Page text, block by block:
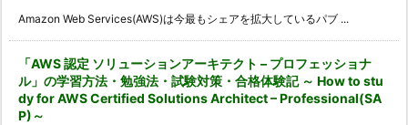
Amazon Web Services(AWS)は今最もシェアを拡大しているパブ ...
「AWS 認定 ソリューションアーキテクト – プロフェッショナ
ル」の学習方法・勉強法・試験対策・合格体験記 ～ How to stu
dy for AWS Certified Solutions Architect – Professional(SA
P)～